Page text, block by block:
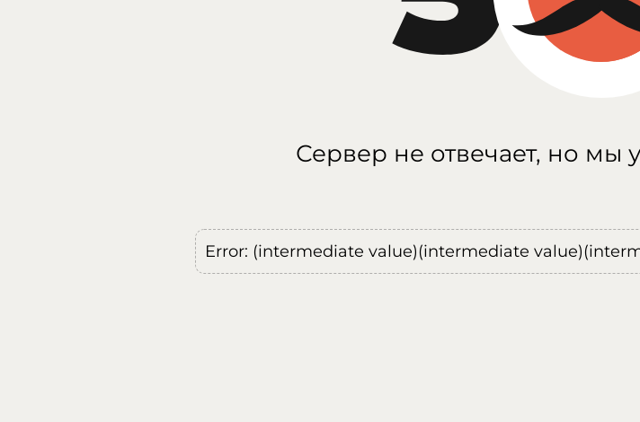
Сервер не отвечает, но мы
Error: (intermediate value)(intermediate